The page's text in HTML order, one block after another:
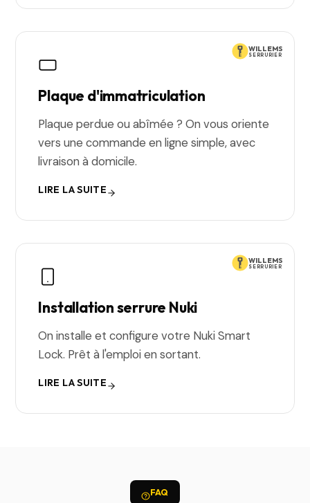
WILLEMS
SERRURIER
Plaque d'immatriculation
Plaque perdue ou abîmée ? On vous oriente
vers une commande en ligne simple, avec
livraison à domicile.
LIRE LA SUITE
WILLEMS
SERRURIER
Installation serrure Nuki
On installe et configure votre Nuki Smart
Lock. Prêt à l'emploi en sortant.
LIRE LA SUITE
FAQ